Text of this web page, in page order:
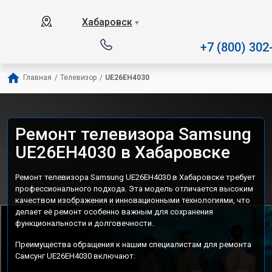
Хабаровск ▼
+7 (800)
Главная / Телевизор / UE26EH4030
Ремонт телевизора Samsung
UE26EH4030 в Хабаровске
Ремонт телевизора Samsung UE26EH4030 в Хабаровске требует
профессионального подхода. Эта модель отличается высоким
качеством изображения и инновационными технологиями, что
делает её ремонт особенно важным для сохранения
функциональности и долговечности.
Преимущества обращения к нашим специалистам для ремонта
Самсунг UE26EH4030 включают: